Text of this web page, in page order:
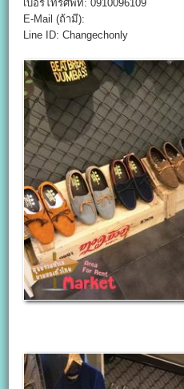
เบอร์โทรศัพท์: 0910096109
E-Mail (ถ้ามี):
Line ID: Changechonly